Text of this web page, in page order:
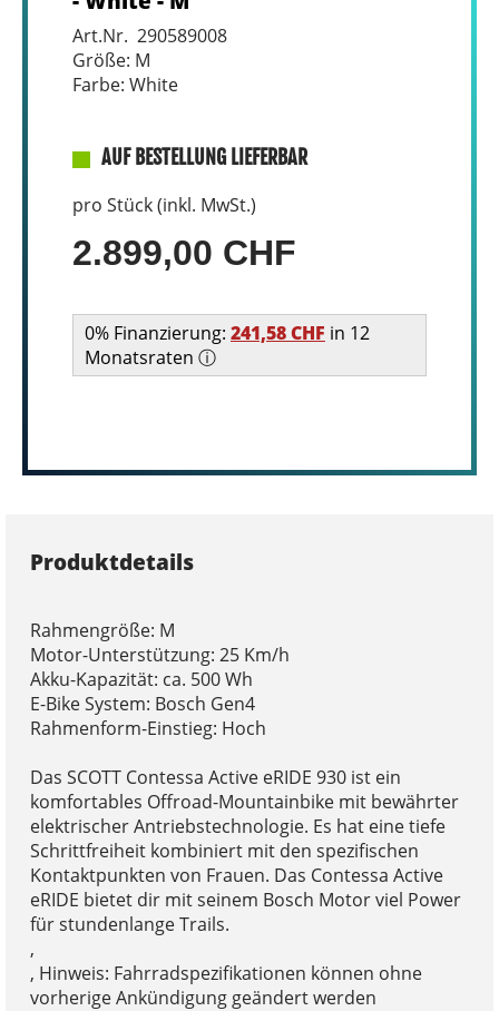
Art.Nr. 290589008
Größe: M
Farbe: White
AUF BESTELLUNG LIEFERBAR
pro Stück (inkl. MwSt.)
2.899,00 CHF
0% Finanzierung: 241,58 CHF in 12
Monatsraten ⓘ
Produktdetails
Rahmengröße: M
Motor-Unterstützung: 25 Km/h
Akku-Kapazität: ca. 500 Wh
E-Bike System: Bosch Gen4
Rahmenform-Einstieg: Hoch
Das SCOTT Contessa Active eRIDE 930 ist ein
komfortables Offroad-Mountainbike mit bewährter
elektrischer Antriebstechnologie. Es hat eine tiefe
Schrittfreiheit kombiniert mit den spezifischen
Kontaktpunkten von Frauen. Das Contessa Active
eRIDE bietet dir mit seinem Bosch Motor viel Power
für stundenlange Trails.
,
, Hinweis: Fahrradspezifikationen können ohne
vorherige Ankündigung geändert werden